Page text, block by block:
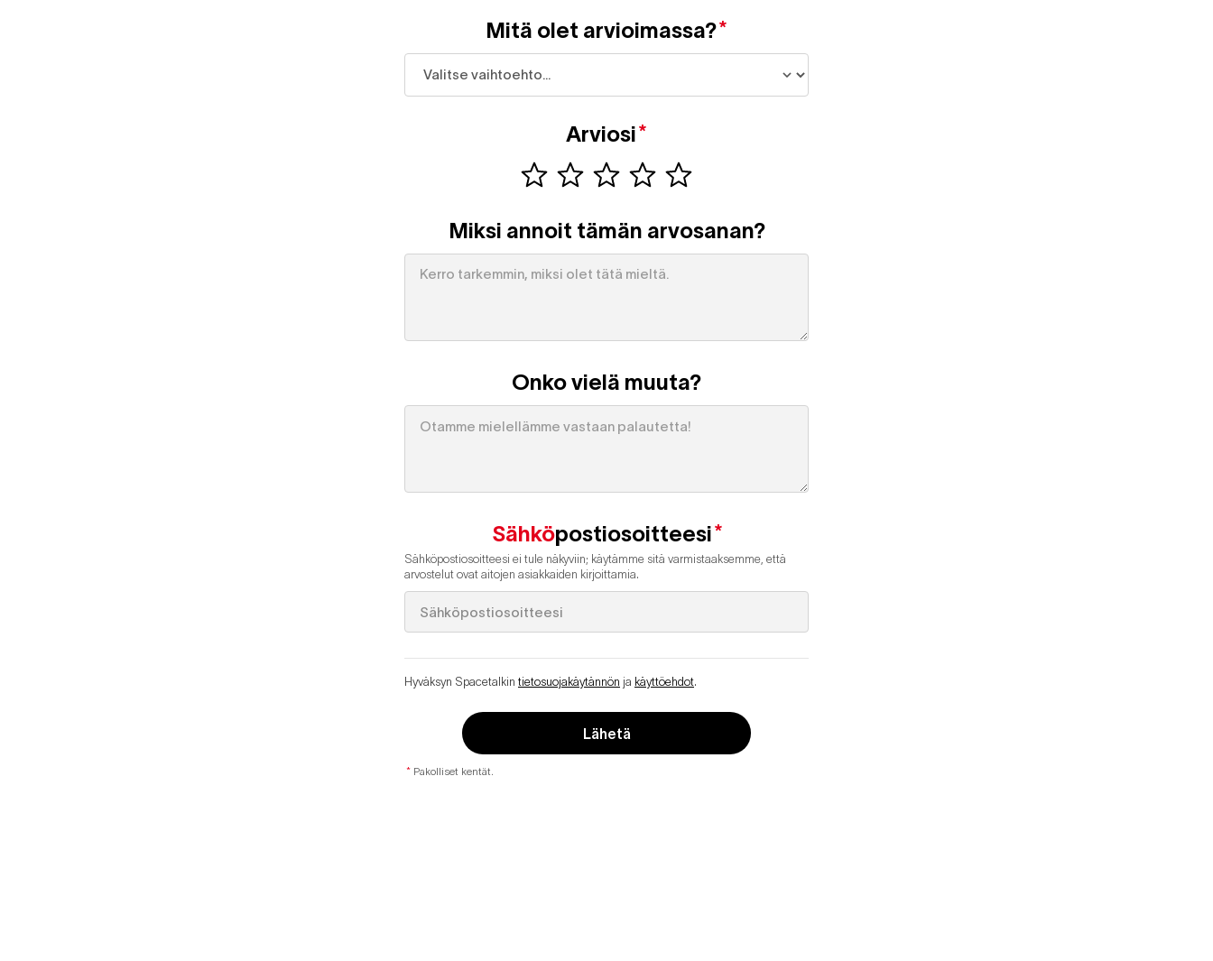
Mitä olet arvioimassa?*
Arviosi*
Miksi annoit tämän arvosanan?
Onko vielä muuta?
Sähköpostiosoitteesi*
Sähköpostiosoitteesi ei tule näkyviin; käytämme sitä varmistaaksemme, että
arvostelut ovat aitojen asiakkaiden kirjoittamia.
Hyväksyn Spacetalkin tietosuojakäytännön ja käyttöehdot.
Lähetä
* Pakolliset kentät.